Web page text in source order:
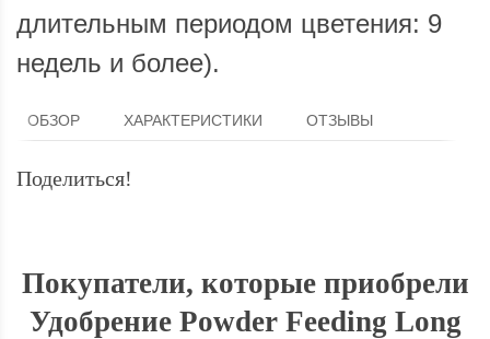
длительным периодом цветения: 9
недель и более).
ОБЗОР ХАРАКТЕРИСТИКИ ОТЗЫВЫ
Поделиться!
Покупатели, которые приобрели
Удобрение Powder Feeding Long